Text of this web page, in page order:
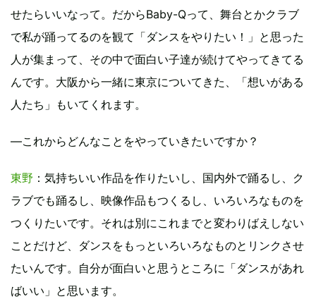
せたらいいなって。だからBaby-Qって、舞台とかクラブ
で私が踊ってるのを観て「ダンスをやりたい！」と思った
人が集まって、その中で面白い子達が続けてやってきてる
んです。大阪から一緒に東京についてきた、「想いがある
人たち」もいてくれます。
―これからどんなことをやっていきたいですか？
東野 ：気持ちいい作品を作りたいし、国内外で踊るし、ク
ラブでも踊るし、映像作品もつくるし、いろいろなものを
つくりたいです。それは別にこれまでと変わりばえしない
ことだけど、ダンスをもっといろいろなものとリンクさせ
たいんです。自分が面白いと思うところに「ダンスがあれ
ばいい」と思います。